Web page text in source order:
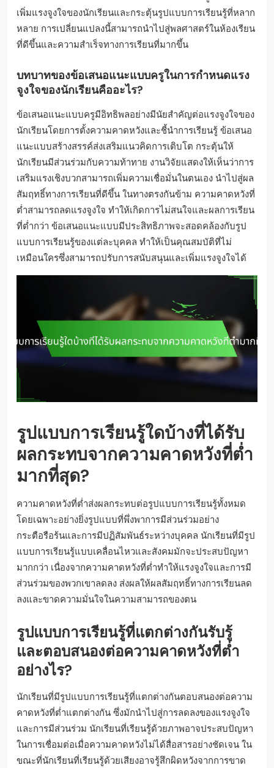
เพิ่มแรงจูงใจของนักเรียนและกระตุ้นรูปแบบการเรียนรู้ที่หลาก
หลาย การเปลี่ยนแปลงนี้สามารถนำไปสู่พลศาสตร์ในห้องเรียน
ที่ดีขึ้นและความสำเร็จทางการเรียนที่มากขึ้น
บทบาทของข้อเสนอแนะแบบครูในการกำหนดแรง
จูงใจของนักเรียนคืออะไร?
ข้อเสนอแนะแบบครูมีอิทธิพลอย่างมีนัยสำคัญต่อแรงจูงใจของ
นักเรียนโดยการตั้งความคาดหวังและชี้นำการเรียนรู้ ข้อเสนอ
แนะแบบสร้างสรรค์ส่งเสริมแนวคิดการเติบโต กระตุ้นให้
นักเรียนมีส่วนร่วมกับความท้าทาย งานวิจัยแสดงให้เห็นว่าการ
เสริมแรงเชิงบวกสามารถเพิ่มความเชื่อมั่นในตนเอง นำไปสู่ผล
สัมฤทธิ์ทางการเรียนที่ดีขึ้น ในทางตรงกันข้าม ความคาดหวังที่
ต่ำสามารถลดแรงจูงใจ ทำให้เกิดการไม่สนใจและผลการเรียน
ที่ต่ำกว่า ข้อเสนอแนะแบบมีประสิทธิภาพจะสอดคล้องกับรูป
แบบการเรียนรู้ของแต่ละบุคคล ทำให้เป็นคุณสมบัติที่ไม่
เหมือนใครซึ่งสามารถปรับการสนับสนุนและเพิ่มแรงจูงใจได้
รูปแบบการเรียนรู้ใดบ้างที่ได้รับ
ผลกระทบจากความคาดหวังที่ต่ำ
มากที่สุด?
ความคาดหวังที่ต่ำส่งผลกระทบต่อรูปแบบการเรียนรู้ทั้งหมด
โดยเฉพาะอย่างยิ่งรูปแบบที่พึ่งพาการมีส่วนร่วมอย่าง
กระตือรือร้นและการมีปฏิสัมพันธ์ระหว่างบุคคล นักเรียนที่มีรูป
แบบการเรียนรู้แบบเคลื่อนไหวและสังคมมักจะประสบปัญหา
มากกว่า เนื่องจากความคาดหวังที่ต่ำทำให้แรงจูงใจและการมี
ส่วนร่วมของพวกเขาลดลง ส่งผลให้ผลสัมฤทธิ์ทางการเรียนลด
ลงและขาดความมั่นใจในความสามารถของตน
รูปแบบการเรียนรู้ที่แตกต่างกันรับรู้
และตอบสนองต่อความคาดหวังที่ต่ำ
อย่างไร?
นักเรียนที่มีรูปแบบการเรียนรู้ที่แตกต่างกันตอบสนองต่อความ
คาดหวังที่ต่ำแตกต่างกัน ซึ่งมักนำไปสู่การลดลงของแรงจูงใจ
และการมีส่วนร่วม นักเรียนที่เรียนรู้ด้วยภาพอาจประสบปัญหา
ในการเชื่อมต่อเมื่อความคาดหวังไม่ได้สื่อสารอย่างชัดเจน ใน
ขณะที่นักเรียนที่เรียนรู้ด้วยเสียงอาจรู้สึกผิดหวังจากการขาด